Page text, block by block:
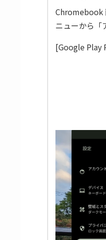
Chromebook
ニューから「
[Google Play